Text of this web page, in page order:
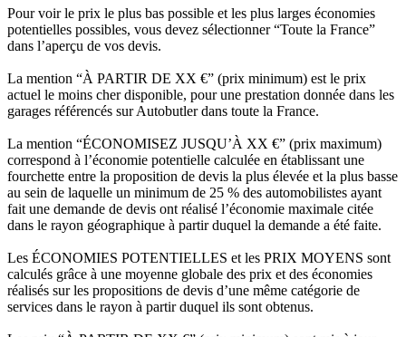
Pour voir le prix le plus bas possible et les plus larges économies
potentielles possibles, vous devez sélectionner “Toute la France”
dans l’aperçu de vos devis.
La mention “À PARTIR DE XX €” (prix minimum) est le prix
actuel le moins cher disponible, pour une prestation donnée dans les
garages référencés sur Autobutler dans toute la France.
La mention “ÉCONOMISEZ JUSQU’À XX €” (prix maximum)
correspond à l’économie potentielle calculée en établissant une
fourchette entre la proposition de devis la plus élevée et la plus basse
au sein de laquelle un minimum de 25 % des automobilistes ayant
fait une demande de devis ont réalisé l’économie maximale citée
dans le rayon géographique à partir duquel la demande a été faite.
Les ÉCONOMIES POTENTIELLES et les PRIX MOYENS sont
calculés grâce à une moyenne globale des prix et des économies
réalisés sur les propositions de devis d’une même catégorie de
services dans le rayon à partir duquel ils sont obtenus.